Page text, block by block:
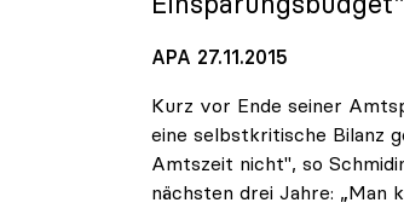
APA 27.11.2015
Kurz vor Ende seiner
eine selbstkritische Bilanz
Amtszeit nicht", so
nächsten drei Jahre: „Man